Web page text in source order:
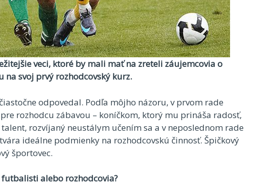
veci, ktoré by mali mať na zreteli záujemcovia o
na svoj prvý rozhodcovský kurz.
odpovedal. Podľa môjho názoru, v prvom rade
rozhodcu zábavou – koníčkom, ktorý mu prináša radosť,
rozvíjaný neustálym učením sa a v neposlednom rade
ideálne podmienky na rozhodcovskú činnosť. Špičkový
športovec.
alebo rozhodcovia?